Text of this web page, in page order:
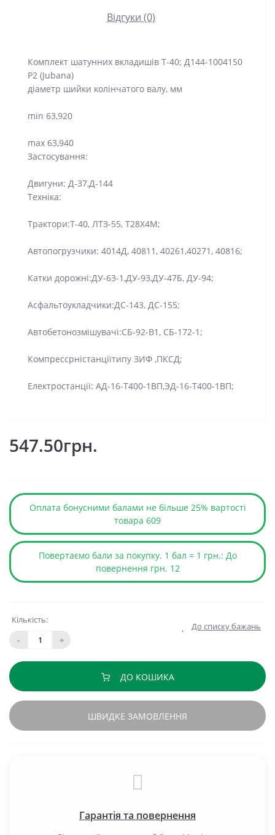
Відгуки (0)
Комплект шатунних вкладишів Т-40; Д144-1004150
Р2 (Jubana)
діаметр шийки колінчатого валу, мм
min 63,920
max 63,940
Застосування:
Двигуни: Д-37,Д-144
Техніка:
Трактори:Т-40, ЛТЗ-55, Т28Х4М;
Автопогрузчики: 4014Д, 40811, 40261,40271, 40816;
Катки дорожні:ДУ-63-1,ДУ-93,ДУ-47Б, ДУ-94;
Асфальтоукладчики:ДС-143, ДС-155;
Автобетонозмішувачі:СБ-92-В1, СБ-172-1;
Компрессрністанціїтипу ЗИФ ,ПКСД;
Електростанції: АД-16-Т400-1ВП,ЭД-16-Т400-1ВП;
547.50грн.
Оплата бонусними балами не більше 25% вартості
товара 609
Повертаємо бали за покупку. 1 бал = 1 грн.: До
повернення грн. 12
Кількість:
-
+
До списку бажань
ДО КОШИКА
ШВИДКЕ ЗАМОВЛЕННЯ
Гарантія та повернення